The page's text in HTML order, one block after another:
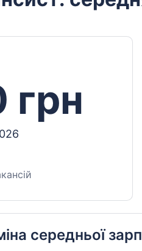
середньої